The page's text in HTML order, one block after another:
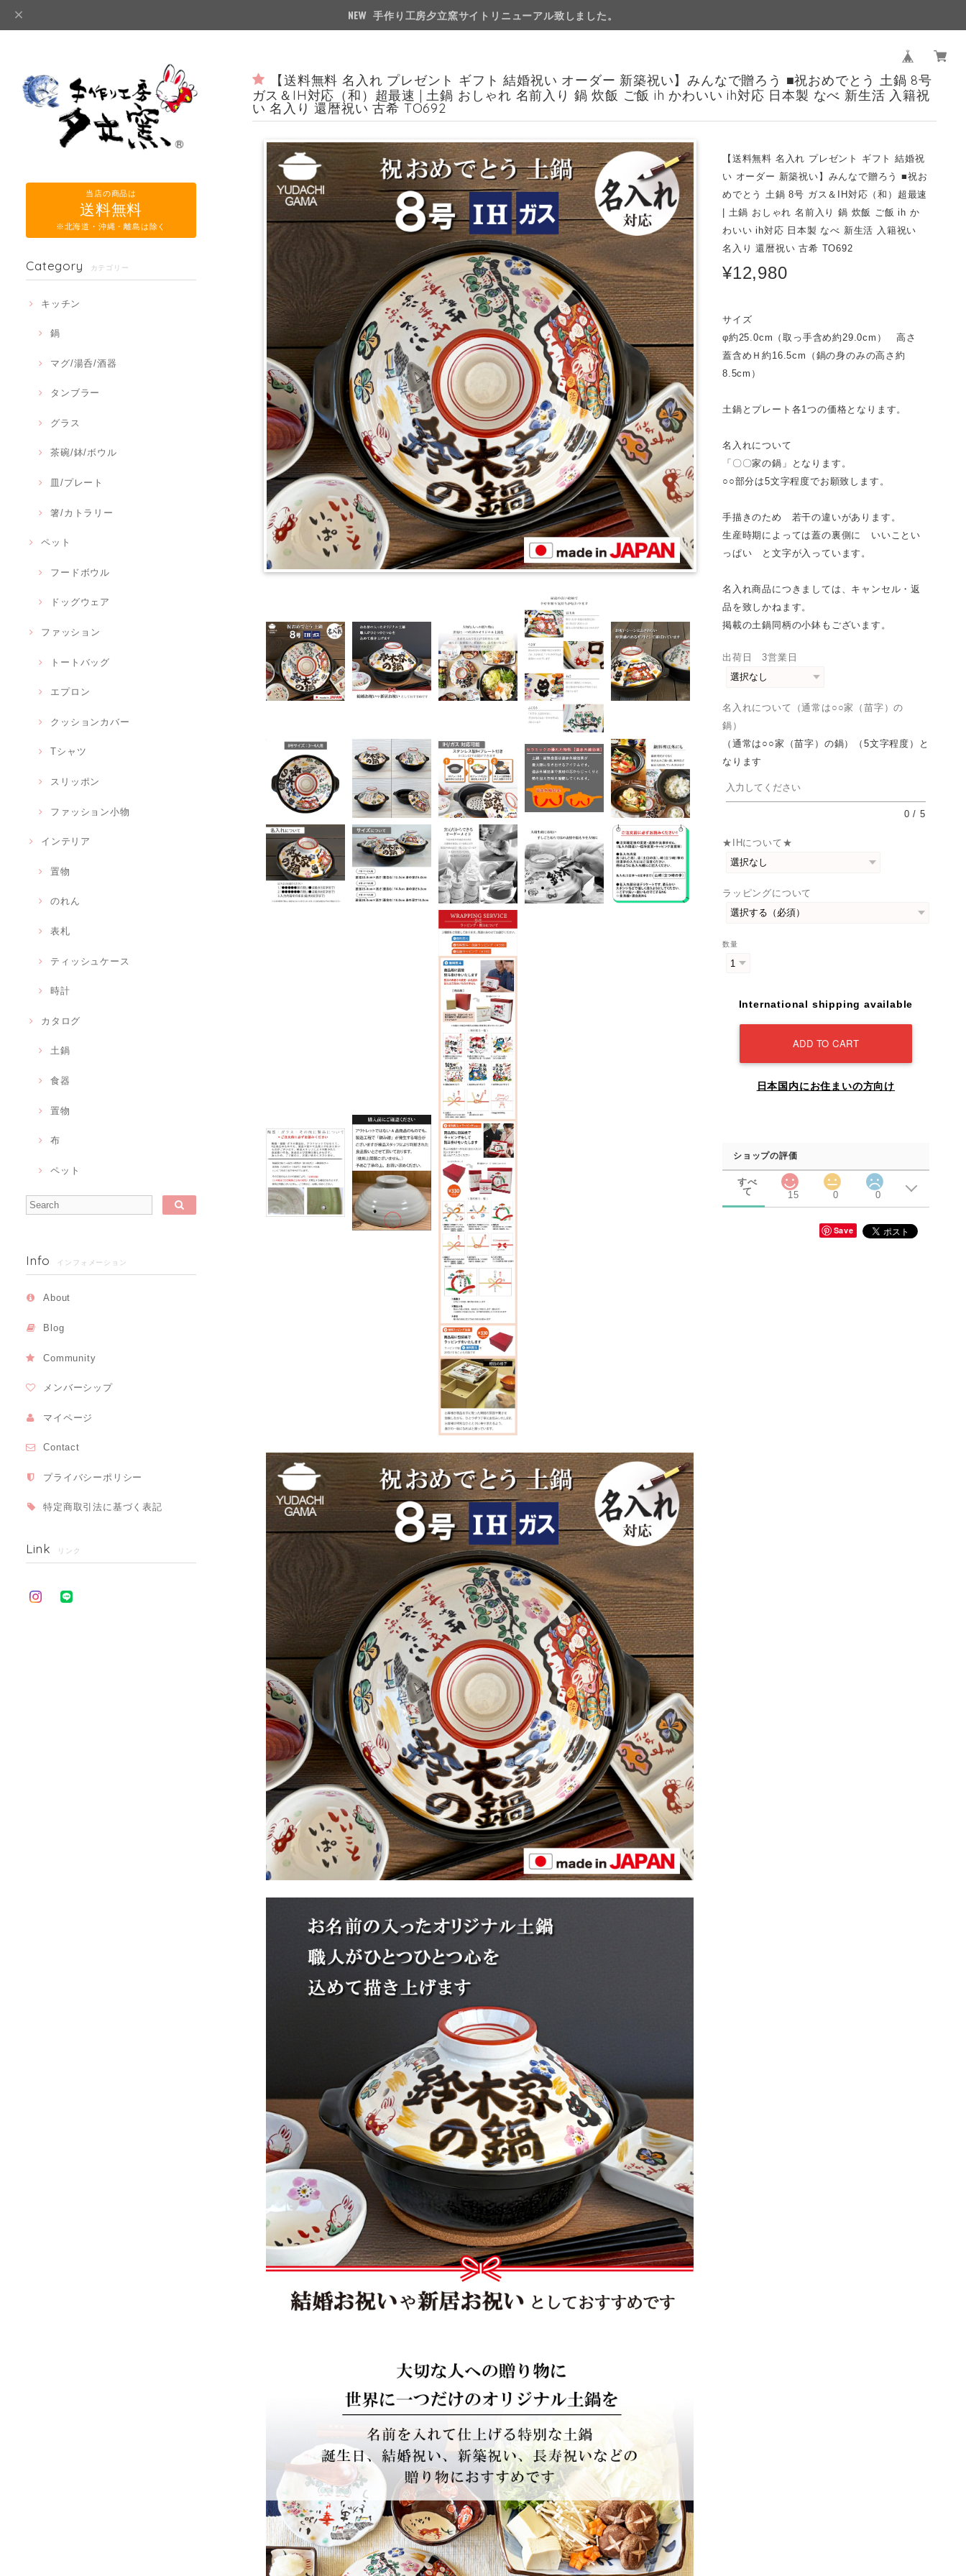
手作り工房夕立窯サイトリニューアル致しました。
当店の商品は
送料無料
※北海道・沖縄・離島は除く
Category カテゴリー
キッチン
鍋
マグ/湯呑/酒器
タンブラー
グラス
茶碗/鉢/ボウル
皿/プレート
箸/カトラリー
ペット
フードボウル
ドッグウェア
ファッション
トートバッグ
エプロン
クッションカバー
Tシャツ
スリッポン
ファッション小物
インテリア
置物
のれん
表札
ティッシュケース
時計
カタログ
土鍋
食器
置物
布
ペット
Info インフォメーション
About
Blog
Community
メンバーシップ
マイページ
Contact
プライバシーポリシー
特定商取引法に基づく表記
Link リンク
【送料無料 名入れ プレゼント ギフト 結婚祝い オーダー 新築祝い】みんなで贈ろう ■祝おめでとう 土鍋 8号
ガス＆IH対応（和）超最速 | 土鍋 おしゃれ 名前入り 鍋 炊飯 ご飯 ih かわいい ih対応 日本製 なべ 新生活 入籍祝
い 名入り 還暦祝い 古希 TO692
【送料無料 名入れ プレゼント ギフト 結婚祝
い オーダー 新築祝い】みんなで贈ろう ■祝お
めでとう 土鍋 8号 ガス＆IH対応（和）超最速
| 土鍋 おしゃれ 名前入り 鍋 炊飯 ご飯 ih か
わいい ih対応 日本製 なべ 新生活 入籍祝い
名入り 還暦祝い 古希 TO692
¥12,980
サイズ
φ約25.0cm（取っ手含め約29.0cm） 高さ
蓋含めＨ約16.5cm（鍋の身のみの高さ約
8.5cm）
土鍋とプレート各1つの価格となります。
名入れについて
「〇〇家の鍋」となります。
○○部分は5文字程度でお願致します。
手描きのため 若干の違いがあります。
生産時期によっては蓋の裏側に いいことい
っぱい と文字が入っています。
名入れ商品につきましては、キャンセル・返
品を致しかねます。
掲載の土鍋同柄の小鉢もございます。
出荷日 3営業日
名入れについて（通常は○○家（苗字）の
鍋）
（通常は○○家（苗字）の鍋）（5文字程度）と
なります
0 / 5
★IHについて★
ラッピングについて
数量
International shipping available
ADD TO CART
日本国内にお住まいの方向け
ショップの評価
すべ
て
15 0 0
Save